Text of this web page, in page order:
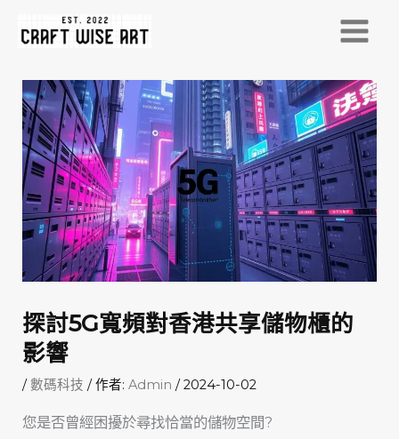
探討5G寬頻對香港共享儲物櫃的
影響
/數碼科技 / 作者:Admin/2024-10-02
您是否曾經困擾於尋找恰當的儲物空間?